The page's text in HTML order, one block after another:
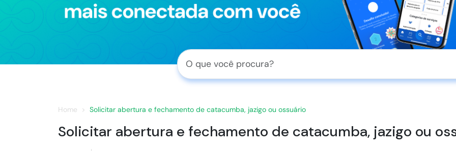
Home Solicitar abertura e fechamento de catacumba, jazigo ou ossuário
Solicitar abertura e fechamento de catacumba, jazigo ou